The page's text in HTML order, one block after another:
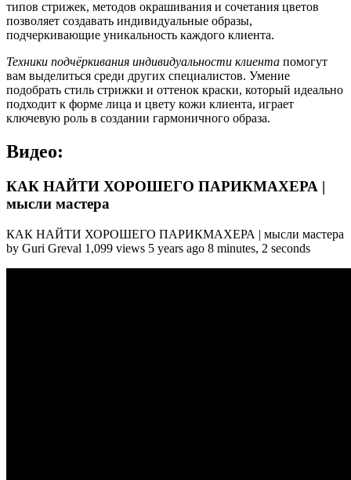
типов стрижек, методов окрашивания и сочетания цветов
позволяет создавать индивидуальные образы,
подчеркивающие уникальность каждого клиента.
Техники подчёркивания индивидуальности клиента помогут
вам выделиться среди других специалистов. Умение
подобрать стиль стрижки и оттенок краски, который идеально
подходит к форме лица и цвету кожи клиента, играет
ключевую роль в создании гармоничного образа.
Видео:
КАК НАЙТИ ХОРОШЕГО ПАРИКМАХЕРА |
мысли мастера
КАК НАЙТИ ХОРОШЕГО ПАРИКМАХЕРА | мысли мастера
by Guri Greval 1,099 views 5 years ago 8 minutes, 2 seconds